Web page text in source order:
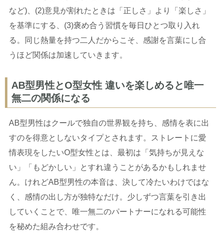
など)、(2)意見が割れたときは「正しさ」より「楽しさ」
を基準にする、(3)褒め合う習慣を毎日ひとつ取り入れ
る。同じ熱量を持つ二人だからこそ、感謝を言葉にし合
うほど関係は加速していきます。
AB型男性とO型女性 違いを楽しめると唯一
無二の関係になる
AB型男性はクールで独自の世界観を持ち、感情を表に出
すのを得意としないタイプとされます。ストレートに愛
情表現をしたいO型女性とは、最初は「気持ちが見えな
い」「もどかしい」とすれ違うことがあるかもしれませ
ん。けれどAB型男性の本音は、決して冷たいわけではな
く、感情の出し方が独特なだけ。少しずつ言葉を引き出
していくことで、唯一無二のパートナーになれる可能性
を秘めた組み合わせです。